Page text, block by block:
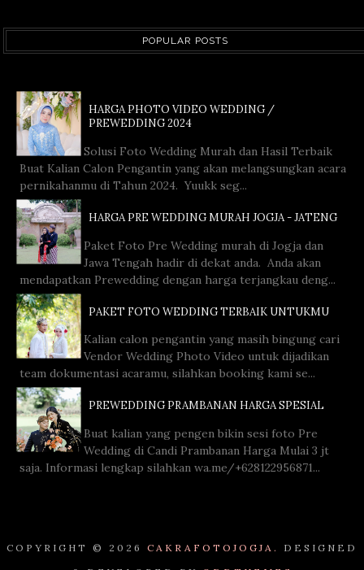
POPULAR POSTS
HARGA PHOTO VIDEO WEDDING /
PREWEDDING 2024
Solusi Foto Wedding Murah dan Hasil Terbaik
Buat Kalian Calon Pengantin yang akan melangsungkan acara
pernikahanmu di Tahun 2024. Yuukk seg...
HARGA PRE WEDDING MURAH JOGJA - JATENG
Paket Foto Pre Wedding murah di Jogja dan
Jawa Tengah hadir di dekat anda. Anda akan
mendapatkan Prewedding dengan harga terjangkau deng...
PAKET FOTO WEDDING TERBAIK UNTUKMU
Kalian calon pengantin yang masih bingung cari
Vendor Wedding Photo Video untuk dijadikan
team dokumentasi acaramu, silahkan booking kami se...
PREWEDDING PRAMBANAN HARGA SPESIAL
Buat kalian yang pengen bikin sesi foto Pre
Wedding di Candi Prambanan Harga Mulai 3 jt
saja. Informasi lengkap silahkan wa.me/+628122956871...
COPYRIGHT © 2026 CAKRAFOTOJOGJA.
DESIGNED